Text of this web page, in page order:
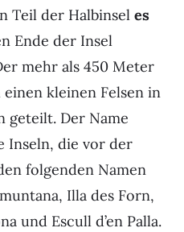
Teil der Halbinsel es
Ende der Insel
mehr als 450 Meter
kleinen Felsen in
geteilt. Der Name
Inseln, die vor der
folgenden Namen
Illa des Forn,
und Escull d’en Palla.